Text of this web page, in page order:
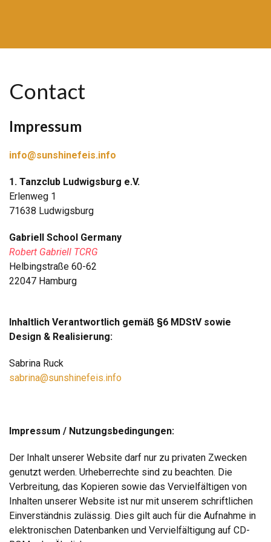
Contact
Impressum
info@sunshinefeis.info
1. Tanzclub Ludwigsburg e.V.
Erlenweg 1
71638 Ludwigsburg
Gabriell School Germany
Robert Gabriell TCRG
Helbingstraße 60-62
22047 Hamburg
Inhaltlich Verantwortlich gemäß §6 MDStV sowie
Design & Realisierung:
Sabrina Ruck
sabrina@sunshinefeis.info
Impressum / Nutzungsbedingungen:
Der Inhalt unserer Website darf nur zu privaten Zwecken
genutzt werden. Urheberrechte sind zu beachten. Die
Verbreitung, das Kopieren sowie das Vervielfältigen von
Inhalten unserer Website ist nur mit unserem schriftlichen
Einverständnis zulässig. Dies gilt auch für die Aufnahme in
elektronischen Datenbanken und Vervielfältigung auf CD-